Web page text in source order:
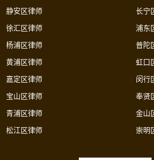
静安区律师
徐汇区律师
杨浦区律师
黄浦区律师
长宁
浦东
普陀
虹口
嘉定区律师
宝山区律师
青浦区律师
松江区律师
闵行
奉贤
金山
崇明